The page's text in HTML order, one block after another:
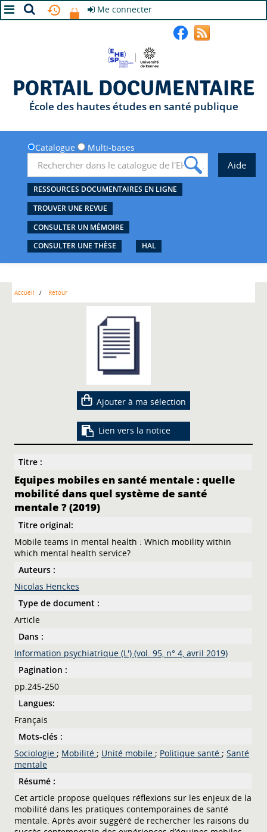
Me connecter
PORTAIL DOCUMENTAIRE
École des hautes études en santé publique
Catalogue Multi-bases
RESSOURCES DOCUMENTAIRES EN LIGNE
TROUVER UNE REVUE
CONSULTER UN MÉMOIRE
CONSULTER UNE THÈSE
HAL
Accueil Retour
Ajouter à ma sélection
Lien vers la notice
Titre :
Equipes mobiles en santé mentale : quelle
mobilité dans quel système de santé
mentale ? (2019)
Titre original:
Mobile teams in mental health : Which mobility within
which mental health service?
Auteurs :
Nicolas Henckes
Type de document :
Article
Dans :
Information psychiatrique (L') (vol. 95, n° 4, avril 2019)
Pagination :
pp.245-250
Langues:
Français
Mots-clés :
Sociologie ; Mobilité ; Unité mobile ; Politique santé ; Santé
mentale
Résumé :
Cet article propose quelques réflexions sur les enjeux de la
mobilité dans les pratiques contemporaines de santé
mentale. Après avoir suggéré de rechercher les raisons du